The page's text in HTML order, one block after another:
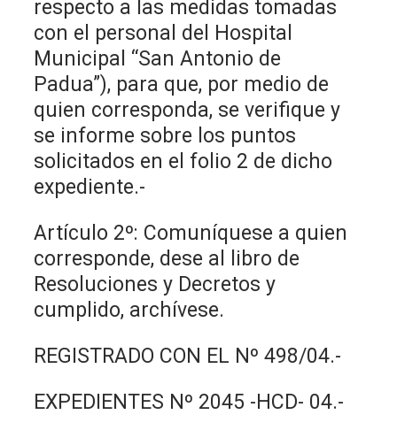
respecto a las medidas tomadas
con el personal del Hospital
Municipal “San Antonio de
Padua”), para que, por medio de
quien corresponda, se verifique y
se informe sobre los puntos
solicitados en el folio 2 de dicho
expediente.-
Artículo 2º: Comuníquese a quien
corresponde, dese al libro de
Resoluciones y Decretos y
cumplido, archívese.
REGISTRADO CON EL Nº 498/04.-
EXPEDIENTES Nº 2045 -HCD- 04.-